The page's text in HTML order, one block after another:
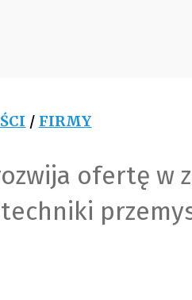
/ FIRMY
ofertę w